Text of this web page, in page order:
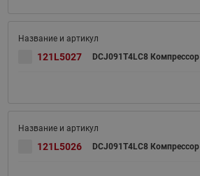
121L5027 DCJ091T4LC8
121L5026 DCJ091T4LC8